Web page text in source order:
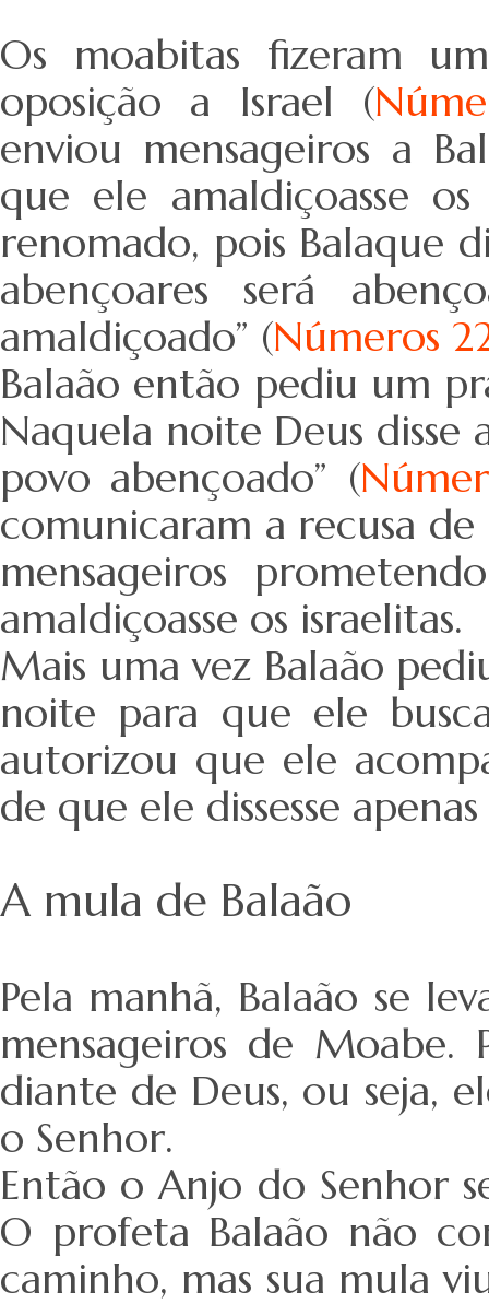
Os moabitas fizeram
oposição a Israel (
enviou mensageiros a
que ele amaldiçoasse
renomado, pois Balaque
abençoares será
amaldiçoado” (Números
Balaão então pediu um
Naquela noite Deus disse
povo abençoado” (
comunicaram a recusa
mensageiros
amaldiçoasse os israelitas.
Mais uma vez Balaão
noite para que ele
autorizou que ele
de que ele dissesse
A mula de Balaão
Pela manhã, Balaão se
mensageiros de Moabe.
diante de Deus, ou seja,
o Senhor.
Então o Anjo do Senhor
O profeta Balaão não
caminho, mas sua mula